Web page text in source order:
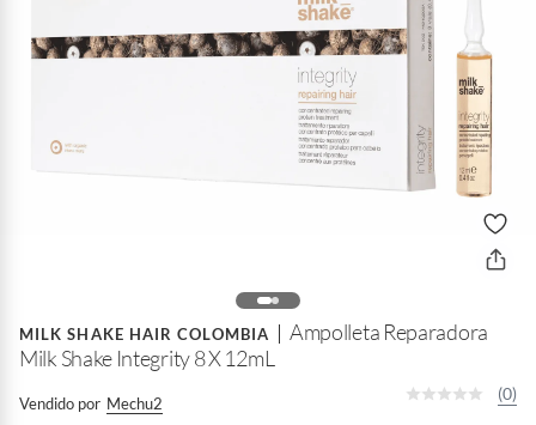
MILK SHAKE HAIR COLOMBIA
Ampolleta Reparadora
Milk Shake Integrity 8 X 12mL
Vendido por Mechu2
(0)